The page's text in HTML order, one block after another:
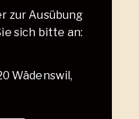
zur Ausübung
sich bitte an:
Wädenswil,